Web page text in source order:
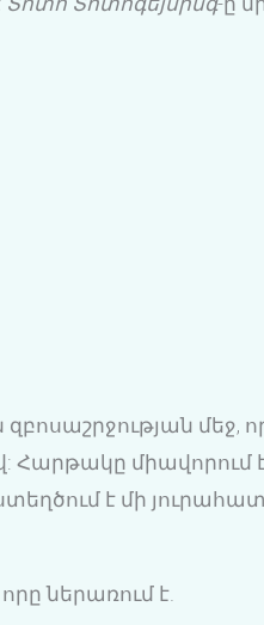
զբոսաշրջության
Հարթակը
է մի
ներառում է.